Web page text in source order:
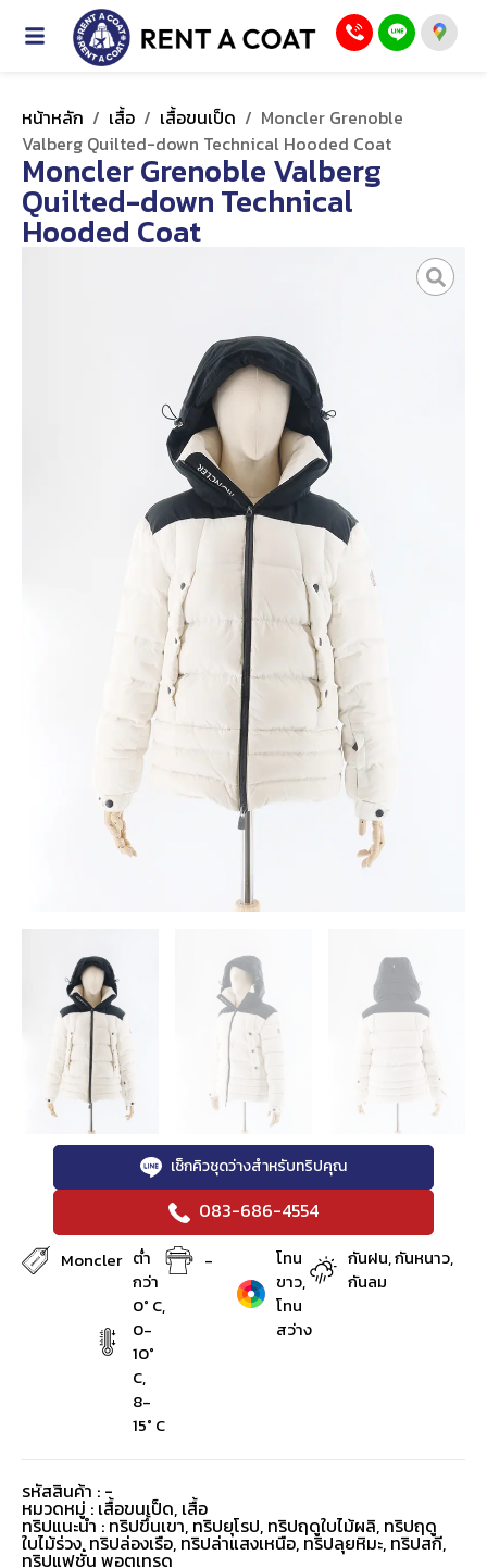
หน้าหลัก / เสื้อ / เสื้อขนเป็ด / Moncler Grenoble
Valberg Quilted-down Technical Hooded Coat
Moncler Grenoble Valberg
Quilted-down Technical
Hooded Coat
เช็กคิวชุดว่างสำหรับทริปคุณ
083-686-4554
Moncler ต่ำ
กว่า
0° C,
0-
10°
C,
8-
15° C
-
โทน
ขาว,
โทน
สว่าง
กันฝน, กันหนาว,
กันลม
รหัสสินค้า : -
หมวดหมู่ : เสื้อขนเป็ด, เสื้อ
ทริปแนะนำ : ทริปขึ้นเขา, ทริปยุโรป, ทริปฤดูใบไม้ผลิ, ทริปฤดู
ใบไม้ร่วง, ทริปล่องเรือ, ทริปล่าแสงเหนือ, ทริปลุยหิมะ, ทริปสกี,
ทริปแฟชั่น พอตเทรด